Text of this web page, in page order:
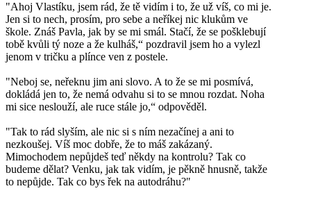
"Ahoj Vlastíku, jsem rád, že tě vidím i to, že už víš, co mi je.
Jen si to nech, prosím, pro sebe a neříkej nic klukům ve
škole. Znáš Pavla, jak by se mi smál. Stačí, že se pošklebují
tobě kvůli tý noze a že kulháš,“ pozdravil jsem ho a vylezl
jenom v tričku a plínce ven z postele.
"Neboj se, neřeknu jim ani slovo. A to že se mi posmívá,
dokládá jen to, že nemá odvahu si to se mnou rozdat. Noha
mi sice neslouží, ale ruce stále jo,“ odpověděl.
"Tak to rád slyším, ale nic si s ním nezačínej a ani to
nezkoušej. Víš moc dobře, že to máš zakázaný.
Mimochodem nepůjdeš teď někdy na kontrolu? Tak co
budeme dělat? Venku, jak tak vidím, je pěkně hnusně, takže
to nepůjde. Tak co bys řek na autodráhu?"